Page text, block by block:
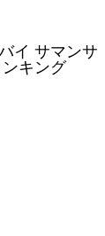
イ サマンサ
キング